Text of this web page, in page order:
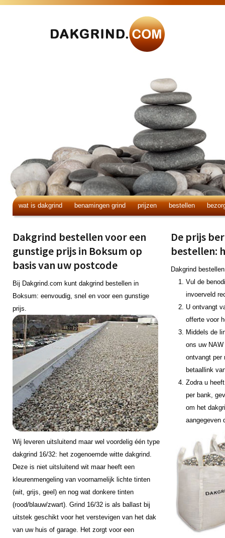
wat is dakgrind benamingen grind prijzen bestellen
Dakgrind bestellen voor een
gunstige prijs in Boksum op
basis van uw postcode
Bij Dakgrind.com kunt dakgrind bestellen in
Boksum: eenvoudig, snel en voor een gunstige
prijs.
Wij leveren uitsluitend maar wel voordelig één type
dakgrind 16/32: het zogenoemde witte dakgrind.
Deze is niet uitsluitend wit maar heeft een
kleurenmengeling van voornamelijk lichte tinten
(wit, grijs, geel) en nog wat donkere tinten
(rood/blauw/zwart). Grind 16/32 is als ballast bij
uitstek geschikt voor het verstevigen van het dak
van uw huis of garage. Het zorgt voor een
De prijs
bestellen:
Dakgrind
Vul de
invoerveld
U ontvangt
offerte voor
Middels de
ons uw
ontvangt per
betaallink
Zodra u
per bank,
om het
aangegeven